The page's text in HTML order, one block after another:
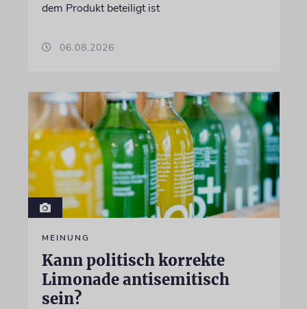
dem Produkt beteiligt ist
06.08.2026
MEINUNG
Kann politisch korrekte
Limonade antisemitisch
sein?